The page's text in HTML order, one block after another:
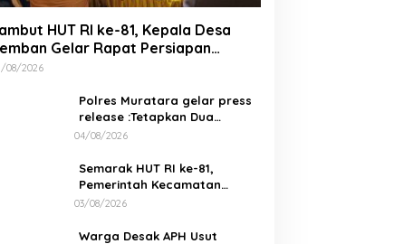
HUT RI ke-81, Kepala Desa
Gelar Rapat Persiapan
Panitia
08/2026
Polres Muratara gelar press
release :Tetapkan Dua
Direktur Jadi Tersangka
ALS dan Tangki BBM Tewaskan
19 Orang
04/08/2026
Semarak HUT RI ke-81,
Pemerintah Kecamatan
Rawas Ulu Gelar Berbagai
03/08/2026
Warga Desak APH Usut